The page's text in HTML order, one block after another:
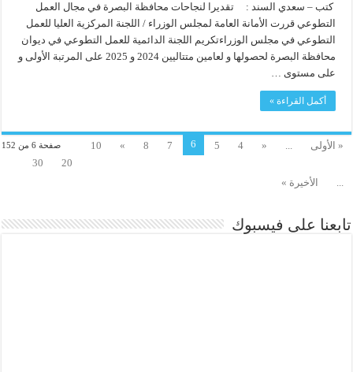
كتب – سعدي السند : تقديرا لنجاحات محافظة البصرة في مجال العمل
التطوعي قررت الأمانة العامة لمجلس الوزراء / اللجنة المركزية العليا للعمل
التطوعي في مجلس الوزراءتكريم اللجنة الدائمية للعمل التطوعي في ديوان
محافظة البصرة لحصولها و لعامين متتاليين 2024 و 2025 على المرتبة الأولى و
على مستوى …
أكمل القراءة »
صفحة 6 من 152 « الأولى ...
«
4
5
6
7
8
»
10
20
30
...
الأخيرة »
تابعنا على فيسبوك